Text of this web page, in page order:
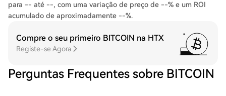
para -- até --, com uma variação de preço de --% e um ROI
acumulado de aproximadamente --%.
Compre o seu primeiro BITCOIN na HTX
Registe-se Agora
Perguntas Frequentes sobre BITCOIN